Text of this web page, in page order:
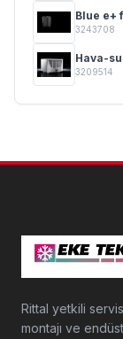
Blue e+
3243708
Hava-su
3209514
Rittal yetkili
montajı ve